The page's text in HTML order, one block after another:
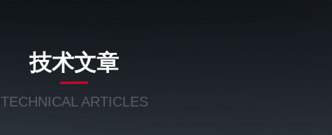
技术文章
TECHNICAL ARTICLES